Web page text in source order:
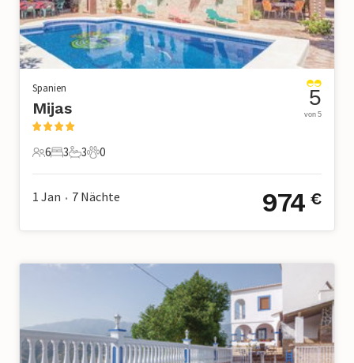
Spanien
Mijas
6 Gäste
6
3 Schlafzimmer
3
3 Badezimmer
3
0 Haustiere
0
5
von 5
1 Jan • 7 Nächte 974 €